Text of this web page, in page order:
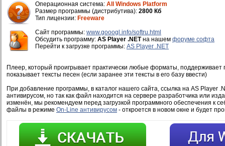
Операционная система: All Windows Platform
Размер программы (дистрибутива): 2800 Кб
Тип лицензии: Freeware
Cайт программы: www.gooogl.info/softru.html
Обсудить программу: AS Player .NETна нашем форуме софта
Перейти к загрузке программы: AS Player .NET
Плеер, который проигрывает практически любые форматы, поддерживает
показывает тексты песен (если заранее эти тексты в его базу ввести)
При добавление программы, в каталог нашего сайта, ссылка на AS Player
антивирусом, но так как файл находится на сервере разработчика или
изменён, мы рекомендуем перед загрузкой программного обеспечения к
файлы в режиме On-Line антивирусом - откроется в новом окне и будет